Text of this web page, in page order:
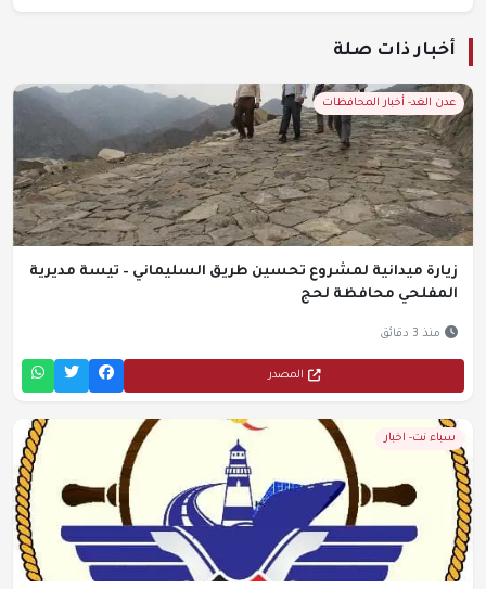
أخبار ذات صلة
عدن الغد- أخبار المحافظات
زيارة ميدانية لمشروع تحسين طريق السليماني – تيسة مديرية
المفلحي محافظة لحج
منذ 3 دقائق
المصدر
سباء نت- اخبار